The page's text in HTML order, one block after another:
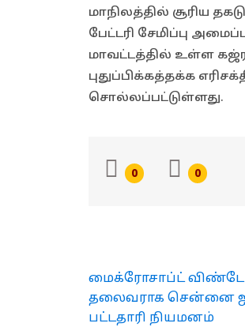
மாநிலத்தில் சூரிய
பேட்டரி சேமிப்பு
மாவட்டத்தில் உள்ள
புதுப்பிக்கத்தக்க
சொல்லப்பட்டுள்ளது.
0 0
மைக்ரோசாப்ட்
தலைவராக சென்னை
பட்டதாரி நியமனம்